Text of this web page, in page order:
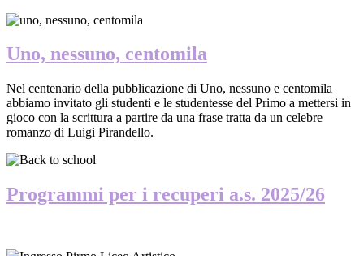
Uno, nessuno, centomila
Nel centenario della pubblicazione di Uno, nessuno e centomila
abbiamo invitato gli studenti e le studentesse del Primo a mettersi in
gioco con la scrittura a partire da una frase tratta da un celebre
romanzo di Luigi Pirandello.
Programmi per i recuperi a.s. 2025/26